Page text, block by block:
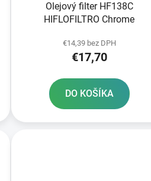
Olejový filter HF138C
HIFLOFILTRO Chrome
€14,39 bez DPH
€17,70
DO KOŠÍKA